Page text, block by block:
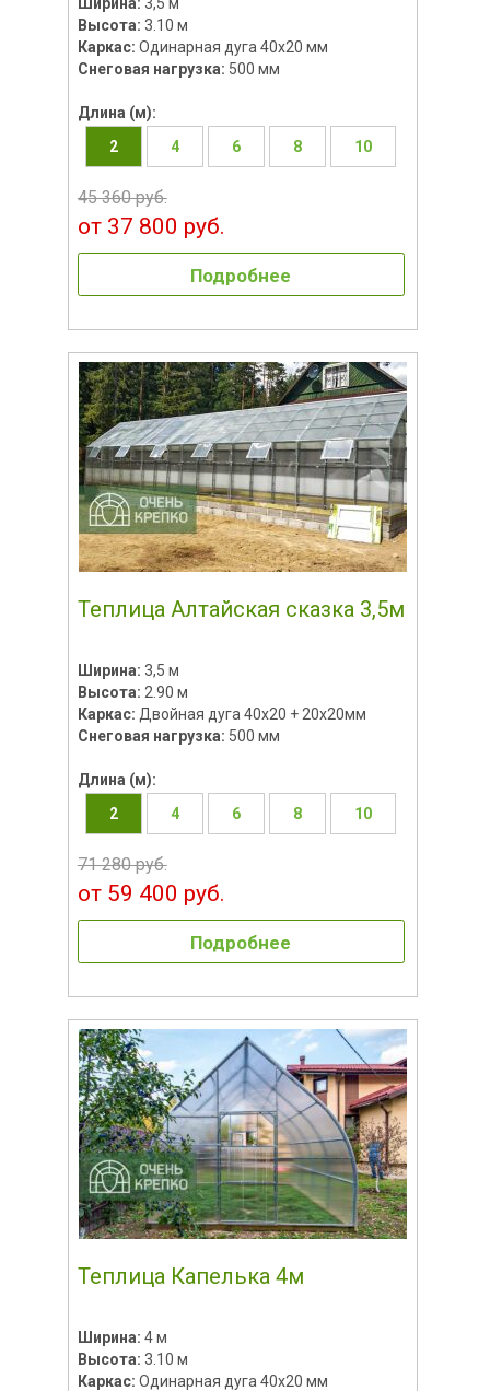
Высота: 3.10 м
Каркас: Одинарная дуга 40х20 мм
Снеговая нагрузка: 500 мм
Длина (м):
2
4 6 8 10
45 360 руб.
от 37 800 руб.
Подробнее
Теплица Алтайская сказка 3,5м
Ширина: 3,5 м
Высота: 2.90 м
Каркас: Двойная дуга 40х20 + 20х20мм
Снеговая нагрузка: 500 мм
Длина (м):
2
4 6 8 10
71 280 руб.
от 59 400 руб.
Подробнее
Теплица Капелька 4м
Ширина: 4 м
Высота: 3.10 м
Каркас: Одинарная дуга 40х20 мм